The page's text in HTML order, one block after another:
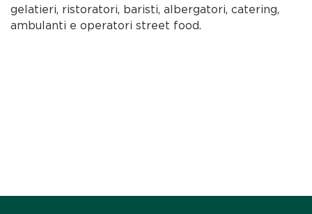
gelatieri, ristoratori, baristi, albergatori, catering,
ambulanti e operatori street food.